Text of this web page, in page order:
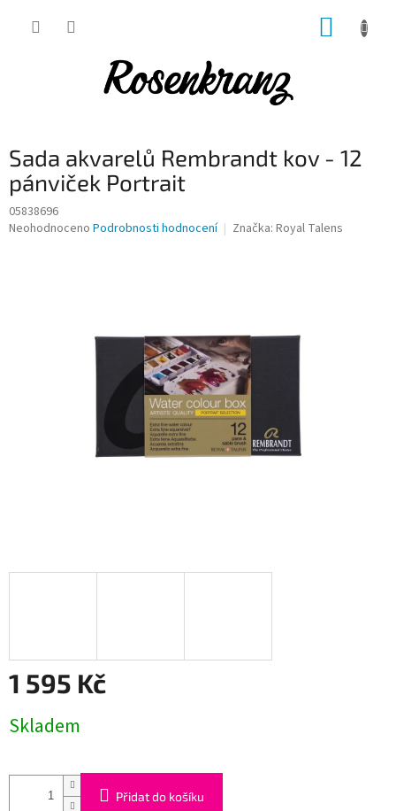
Sada akvarelů Rembrandt kov - 12
pánviček Portrait
05838696
Průměrné
Neohodnoceno Podrobnosti hodnocení Značka: Royal Talens
1 595 Kč
cena:
Skladem
Přidat do košíku